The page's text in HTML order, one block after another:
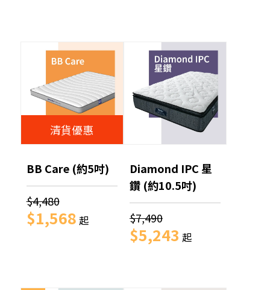
清貨優惠
BB Care (約5吋)
$4,480
$1,568 起
Diamond IPC 星
鑽 (約10.5吋)
$7,490
$5,243 起